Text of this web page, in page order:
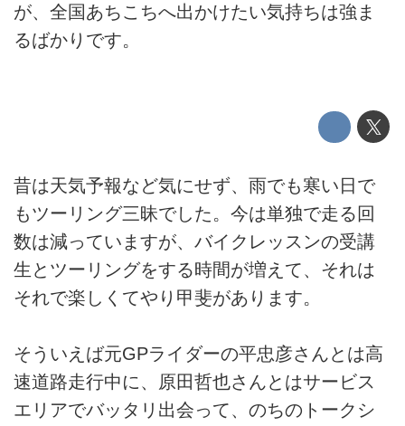
が、全国あちこちへ出かけたい気持ちは強ま
るばかりです。
昔は天気予報など気にせず、雨でも寒い日で
もツーリング三昧でした。今は単独で走る回
数は減っていますが、バイクレッスンの受講
生とツーリングをする時間が増えて、それは
それで楽しくてやり甲斐があります。
そういえば元GPライダーの平忠彦さんとは高
速道路走行中に、原田哲也さんとはサービス
エリアでバッタリ出会って、のちのトークシ